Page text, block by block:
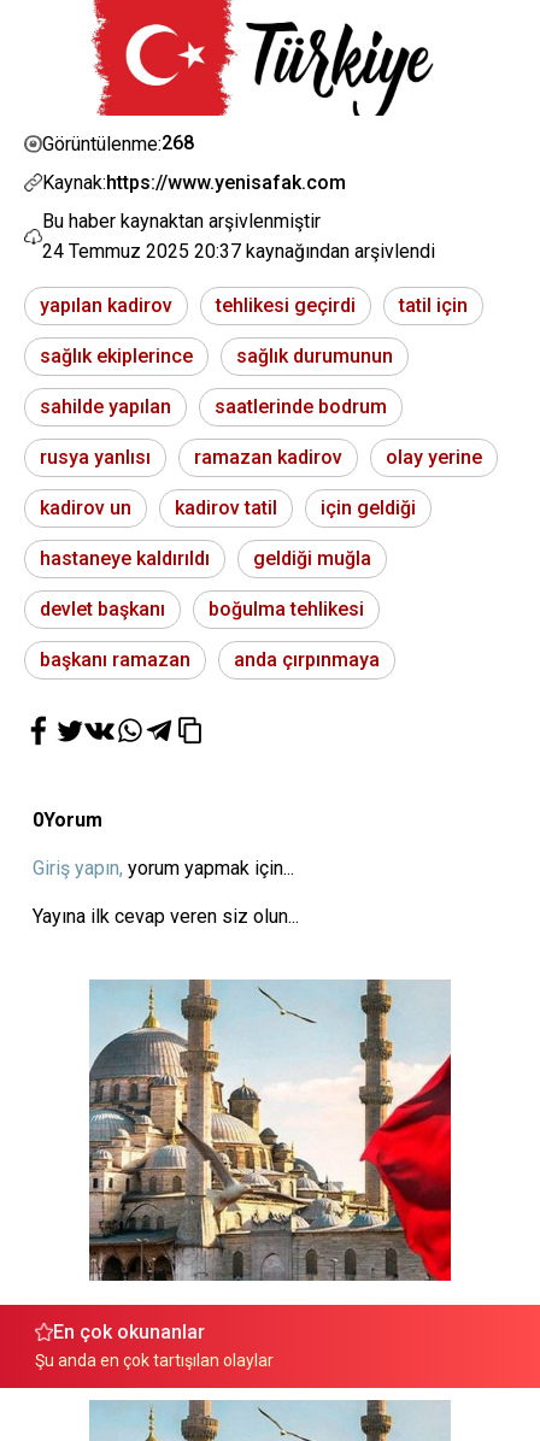
Görüntülenme:268
Kaynak:https://www.yenisafak.com
Bu haber kaynaktan arşivlenmiştir
24 Temmuz 2025 20:37 kaynağından arşivlendi
yapılan kadirov tehlikesi geçirdi tatil için
sağlık ekiplerince sağlık durumunun
sahilde yapılan saatlerinde bodrum
rusya yanlısı ramazan kadirov olay yerine
kadirov un kadirov tatil için geldiği
hastaneye kaldırıldı geldiği muğla
devlet başkanı boğulma tehlikesi
başkanı ramazan anda çırpınmaya
0Yorum
Giriş yapın, yorum yapmak için...
Yayına ilk cevap veren siz olun...
En çok okunanlar
Şu anda en çok tartışılan olaylar